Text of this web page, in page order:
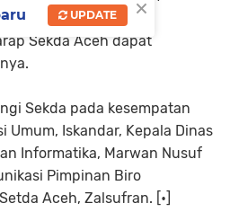
Sekda Aceh dapat
Sekda pada kesempatan
Umum, Iskandar, Kepala Dinas
Informatika, Marwan Nusuf
Pimpinan Biro
Aceh, Zalsufran. [•]
×
UPDATE